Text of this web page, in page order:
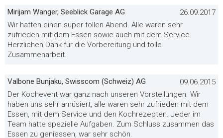
Mirijam Wanger, Seeblick Garage AG
26.09.2017
Wir hatten einen super tollen Abend. Alle waren sehr
zufrieden mit dem Essen sowie auch mit dem Service.
Herzlichen Dank für die Vorbereitung und tolle
Zusammenarbeit.
Valbone Bunjaku, Swisscom (Schweiz) AG
09.06.2015
Der Kochevent war ganz nach unseren Vorstellungen. Wir
haben uns sehr amüsiert, alle waren sehr zufrieden mit dem
Essen, mit dem Service und den Kochrezepten. Jeder im
Team hatte spezielle Aufgaben. Zum Schluss zusammen das
Essen zu geniessen, war sehr schön.